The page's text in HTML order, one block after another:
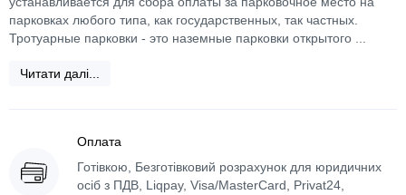
парковках любого типа, как государственных, так частных.
Тротуарные парковки - это наземные парковки открытого ...
Читати далі...
Оплата
Готівкою, Безготівковий розрахунок для юридичних
осіб з ПДВ, Liqpay, Visa/MasterCard, Privat24,